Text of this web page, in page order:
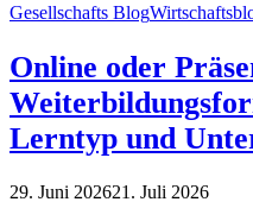
Gesellschafts Blog
Online oder
Lerntyp und
29. Juni 202621. Juli 2026